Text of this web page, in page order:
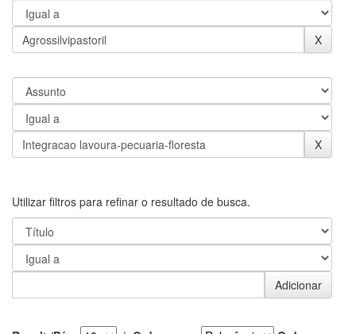
Utilizar filtros para refinar o resultado de busca.